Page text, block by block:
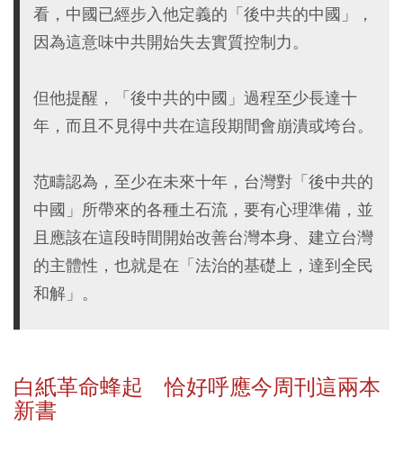
看，中國已經步入他定義的「後中共的中國」，
因為這意味中共開始失去實質控制力。
但他提醒，「後中共的中國」過程至少長達十
年，而且不見得中共在這段期間會崩潰或垮台。
范疇認為，至少在未來十年，台灣對「後中共的
中國」所帶來的各種土石流，要有心理準備，並
且應該在這段時間開始改善台灣本身、建立台灣
的主體性，也就是在「法治的基礎上，達到全民
和解」。
白紙革命蜂起 恰好呼應今周刊這兩本
新書